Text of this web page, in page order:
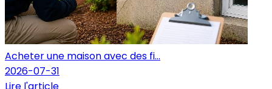
Acheter une maison avec des fi...
2026-07-31
Lire l'article